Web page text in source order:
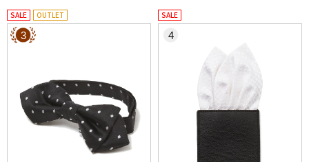
SALE OUTLET
3
SALE
4